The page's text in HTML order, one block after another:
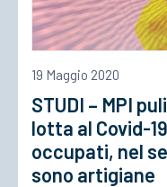
19 Maggio 2020
STUDI – MPI
lotta al Covid-
occupati, nel
sono artigiane